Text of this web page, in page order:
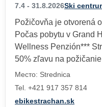
7.4 - 31.8.2026Ski
Požičovňa je otvorená
Počas pobytu v Grand
Wellness Penzión***
50% zľavu na
Место: Strednica
Tel. +421 917 357 814
ebikestrachan.sk